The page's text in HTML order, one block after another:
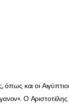
όπως και οι
Ο